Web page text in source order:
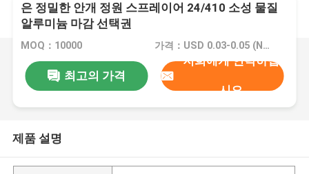
은 정밀한 안개 정원 스프레이어 24/410 소성 물질
알루미늄 마감 선택권
MOQ：10000 가격：USD 0.03-0.05 (Negotionable)
최고의 가격
저희에게 연락하십
시오
제품 설명